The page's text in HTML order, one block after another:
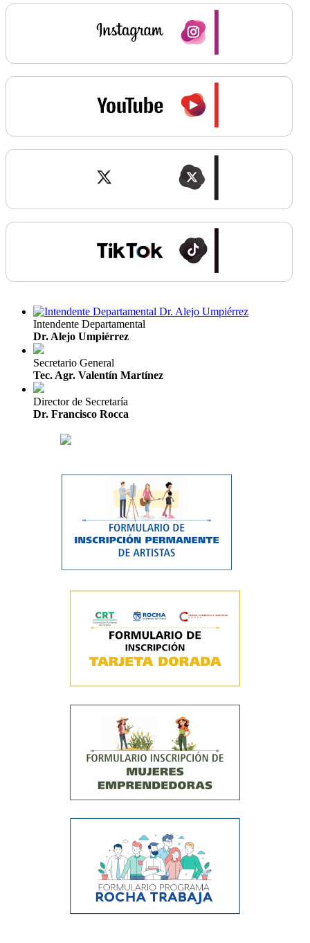
Intendente Departamental
Dr. Alejo Umpiérrez
Secretario General
Tec. Agr. Valentín Martínez
Director de Secretaría
Dr. Francisco Rocca